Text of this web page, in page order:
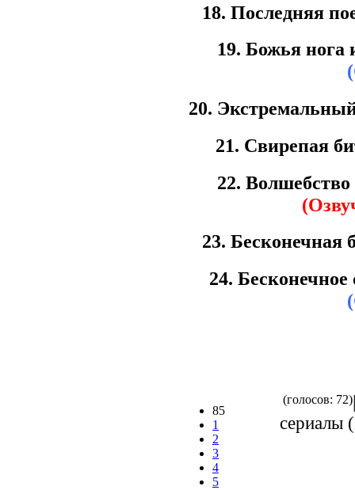
18. Последняя
19. Божья нога
20.
21. Свирепая
22.
23. Бесконечная
24. Бесконечное
85
1
2
3
4
5
(голосов: 72)
сериалы